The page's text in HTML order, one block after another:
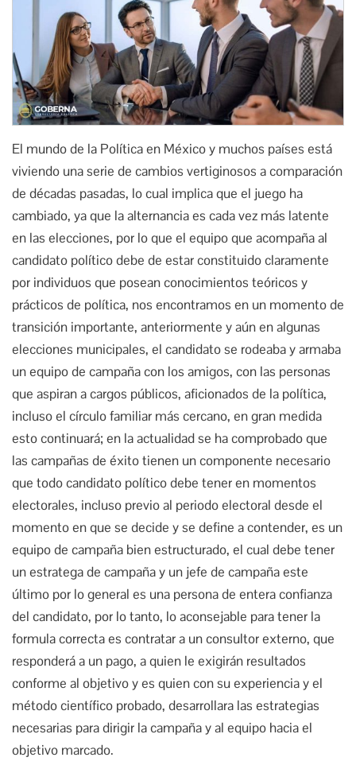
El mundo de la Política en México y muchos países está
viviendo una serie de cambios vertiginosos a comparación
de décadas pasadas, lo cual implica que el juego ha
cambiado, ya que la alternancia es cada vez más latente
en las elecciones, por lo que el equipo que acompaña al
candidato político debe de estar constituido claramente
por individuos que posean conocimientos teóricos y
prácticos de política, nos encontramos en un momento de
transición importante, anteriormente y aún en algunas
elecciones municipales, el candidato se rodeaba y armaba
un equipo de campaña con los amigos, con las personas
que aspiran a cargos públicos, aficionados de la política,
incluso el círculo familiar más cercano, en gran medida
esto continuará; en la actualidad se ha comprobado que
las campañas de éxito tienen un componente necesario
que todo candidato político debe tener en momentos
electorales, incluso previo al periodo electoral desde el
momento en que se decide y se define a contender, es un
equipo de campaña bien estructurado, el cual debe tener
un estratega de campaña y un jefe de campaña este
último por lo general es una persona de entera confianza
del candidato, por lo tanto, lo aconsejable para tener la
formula correcta es contratar a un consultor externo, que
responderá a un pago, a quien le exigirán resultados
conforme al objetivo y es quien con su experiencia y el
método científico probado, desarrollara las estrategias
necesarias para dirigir la campaña y al equipo hacia el
objetivo marcado.